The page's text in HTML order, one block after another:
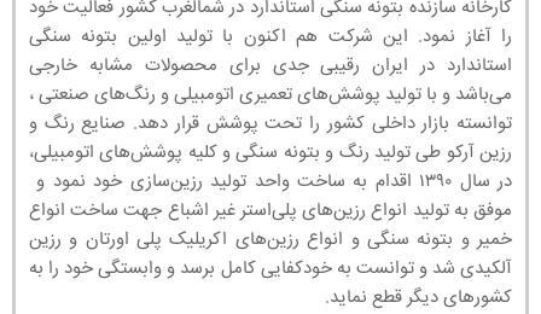
کارخانه سازنده بتونه سنگی استاندارد در شمالغرب کشور فعالیت خود
را آغاز نمود. این شرکت هم اکنون با تولید اولین بتونه سنگی
استاندارد در ایران رقیبی جدی برای محصولات مشابه خارجی
می‌باشد و با تولید پوشش‌های تعمیری اتومبیلی و رنگ‌های صنعتی ،
توانسته بازار داخلی کشور را تحت پوشش قرار دهد. صنایع رنگ و
رزین آرکو طی تولید رنگ و بتونه سنگی و کلیه پوشش‌های اتومبیلی،
در سال ۱۳۹۰ اقدام به ساخت واحد تولید رزین‌سازی خود نمود و
موفق به تولید انواع رزین‌های پلی‌استر غیر اشباع جهت ساخت انواع
خمیر و بتونه سنگی و انواع رزین‌های اکریلیک پلی اورتان و رزین
آلکیدی شد و توانست به خودکفایی کامل برسد و وابستگی خود را به
کشورهای دیگر قطع نماید.